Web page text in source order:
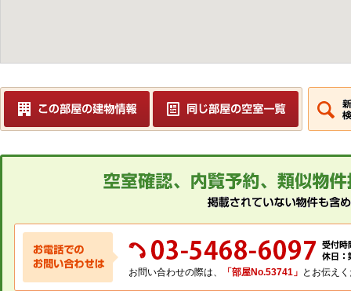
お問い合わせの際は、 「部屋No.53741」 とお伝え